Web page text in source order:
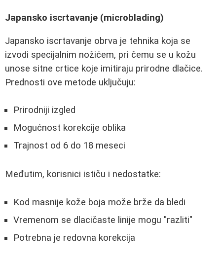
Japansko iscrtavanje (microblading)
Japansko iscrtavanje obrva je tehnika koja se
izvodi specijalnim nožićem, pri čemu se u kožu
unose sitne crtice koje imitiraju prirodne dlačice.
Prednosti ove metode uključuju:
Prirodniji izgled
Mogućnost korekcije oblika
Trajnost od 6 do 18 meseci
Međutim, korisnici ističu i nedostatke:
Kod masnije kože boja može brže da bledi
Vremenom se dlacičaste linije mogu "razliti"
Potrebna je redovna korekcija